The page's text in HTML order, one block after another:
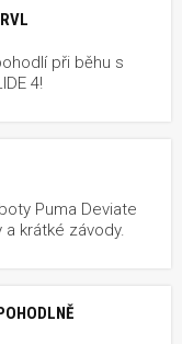
při běhu s
4!
Puma Deviate
krátké závody.